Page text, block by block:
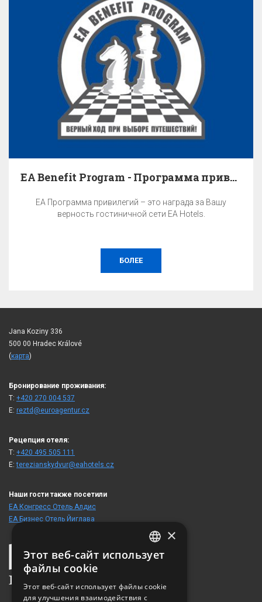
EA Benefit Program - Программа привилегий
EA Программа привилегий – это награда за Вашу
верность гостиничной сети EA Hotels.
БОЛЕЕ
Jana Koziny 336
500 00 Hradec Králové
(карта)
Бронирование проживания:
T: +420 270 004 537
E: reztd@euroagentur.cz
Рецепция отеля:
T: +420 495 505 111
E:terezianskydvur@eahotels.cz
Наши гости также посетили
ЕА Конгресс Отель Алдис
ЕА Бизнес Отель Йиглава
CZECH
×
Этот веб-сайт использует
файлы cookie
Этот веб-сайт использует файлы cookie
для улучшения взаимодействия с